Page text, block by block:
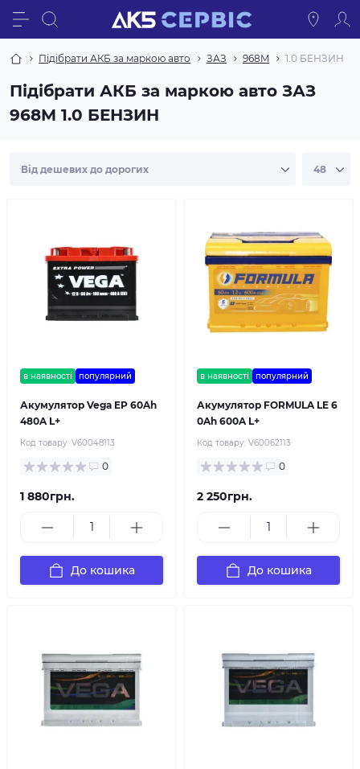
Підібрати АКБ за маркою авто ЗАЗ 968M 1.0 БЕНЗИН
Підібрати АКБ за маркою авто ЗАЗ
968M 1.0 БЕНЗИН
в наявності популярний
Акумулятор Vega EP 60Ah
480A L+
Код товару: V60048113
0
1 880грн.
До кошика
в наявності популярний
Акумулятор FORMULA LE 6
0Ah 600A L+
Код товару: V60062113
0
2 250грн.
До кошика